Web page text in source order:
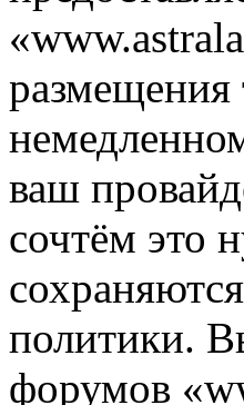
размещения
ваш
сочтём это
политики.
форумов